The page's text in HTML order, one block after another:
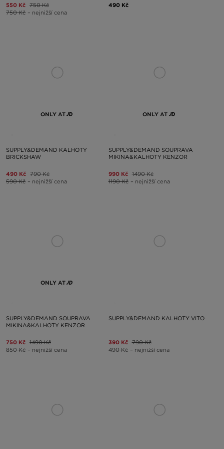
550 Kč 750 Kč
750 Kč – nejnižší cena
490 Kč
ONLY AT
SUPPLY&DEMAND KALHOTY
BRICKSHAW
490 Kč 790 Kč
590 Kč – nejnižší cena
ONLY AT
SUPPLY&DEMAND SOUPRAVA
MIKINA&KALHOTY KENZOR
990 Kč 1490 Kč
1190 Kč – nejnižší cena
ONLY AT
SUPPLY&DEMAND SOUPRAVA
MIKINA&KALHOTY KENZOR
750 Kč 1490 Kč
850 Kč – nejnižší cena
SUPPLY&DEMAND KALHOTY VITO
390 Kč 790 Kč
490 Kč – nejnižší cena